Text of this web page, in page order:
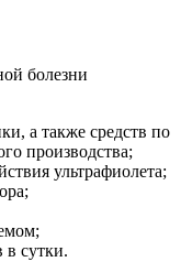
болезни
а также средств по
производства;
ультрафиолета;
в сутки.